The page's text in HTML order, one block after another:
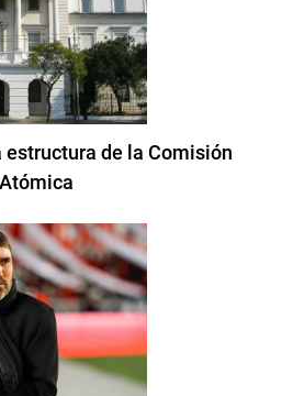
estructura de la Comisión